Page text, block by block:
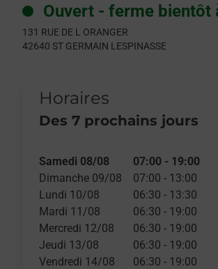
Ouvert - ferme bientôt
131 RUE DE L ORANGER
42640 ST GERMAIN LESPINASSE
Horaires
Des 7 prochains jours
Samedi 08/08 07:00 - 19:00
Dimanche 09/08
07:00 - 13:00
Lundi 10/08
06:30 - 13:30
Mardi 11/08
06:30 - 19:00
Mercredi 12/08
06:30 - 19:00
Jeudi 13/08
06:30 - 19:00
Vendredi 14/08
06:30 - 19:00